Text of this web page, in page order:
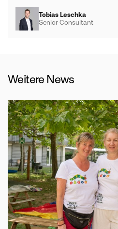
Tobias Leschka
Senior Consultant
Weitere News